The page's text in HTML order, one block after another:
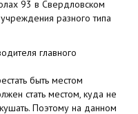
93 в Свердловском
разного типа
главного
быть местом
стать местом, куда не
Поэтому на данном